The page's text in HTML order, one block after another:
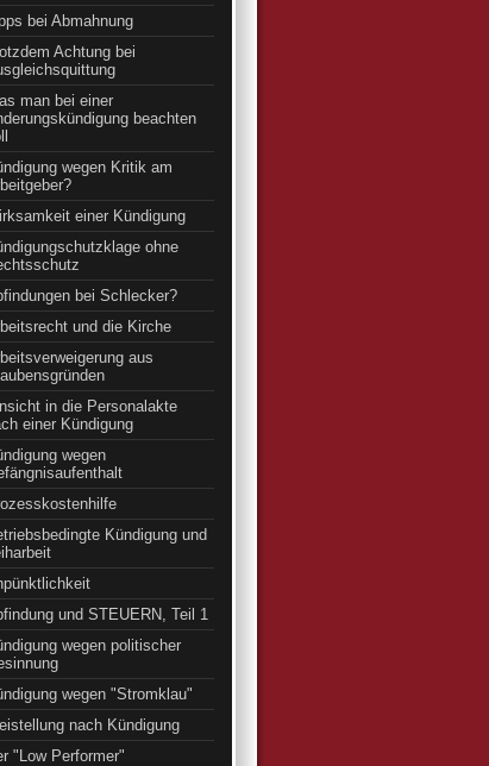
bei Abmahnung
Achtung bei
man bei einer
beachten
wegen Kritik am
einer Kündigung
ohne
bei Schlecker?
und die Kirche
aus
in die Personalakte
einer Kündigung
wegen
Kündigung und
und STEUERN, Teil 1
wegen politischer
wegen "Stromklau"
nach Kündigung
"Low Performer"